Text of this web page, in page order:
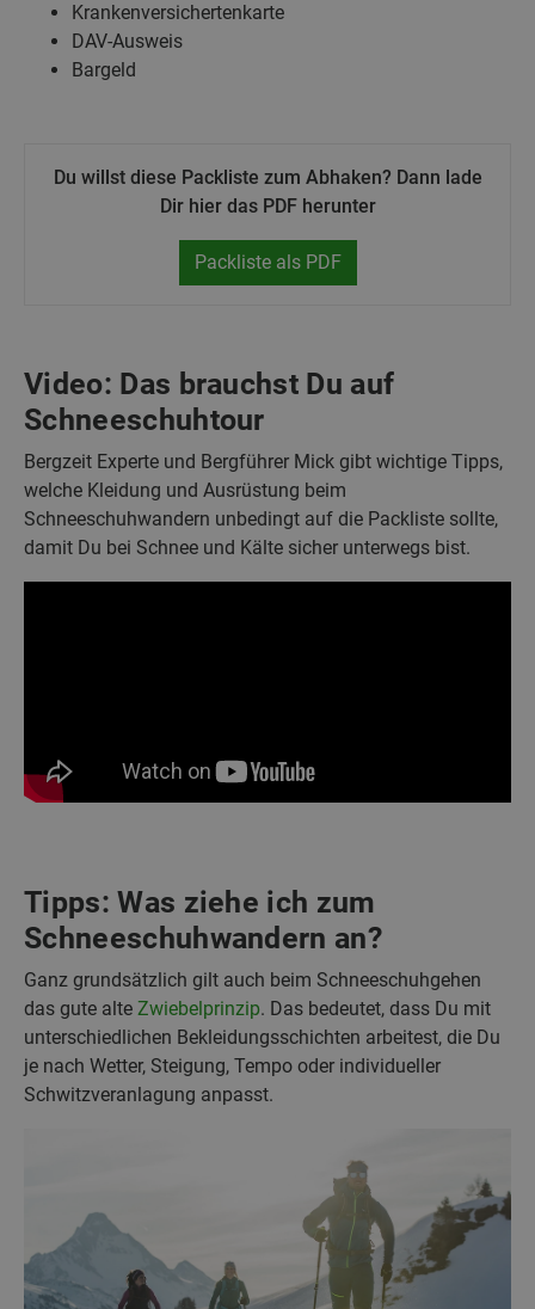
Krankenversichertenkarte
DAV-Ausweis
Bargeld
Du willst diese Packliste zum Abhaken? Dann lade
Dir hier das PDF herunter
Packliste als PDF
Video: Das brauchst Du auf
Schneeschuhtour
Bergzeit Experte und Bergführer Mick gibt wichtige Tipps,
welche Kleidung und Ausrüstung beim
Schneeschuhwandern unbedingt auf die Packliste sollte,
damit Du bei Schnee und Kälte sicher unterwegs bist.
Tipps: Was ziehe ich zum
Schneeschuhwandern an?
Ganz grundsätzlich gilt auch beim Schneeschuhgehen
das gute alte Zwiebelprinzip. Das bedeutet, dass Du mit
unterschiedlichen Bekleidungsschichten arbeitest, die Du
je nach Wetter, Steigung, Tempo oder individueller
Schwitzveranlagung anpasst.